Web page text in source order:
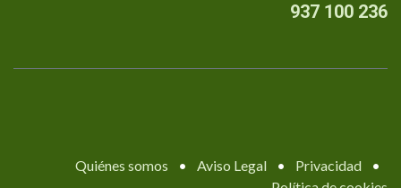
937 100 236
Quiénes somos • Aviso Legal • Privacidad
•